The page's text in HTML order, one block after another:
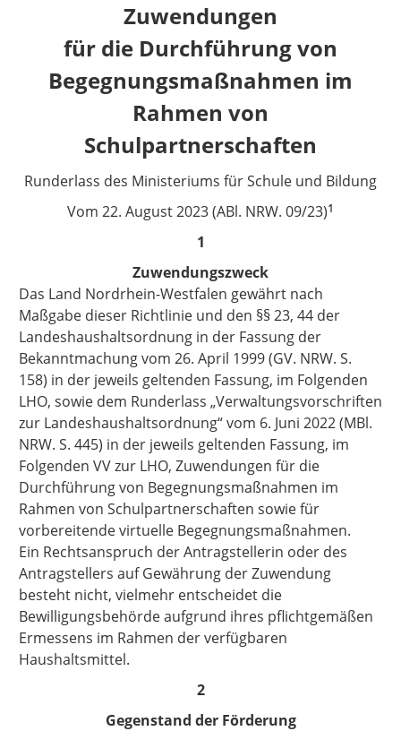
Zuwendungen
für die Durchführung von
Begegnungsmaßnahmen im
Rahmen von
Schulpartnerschaften
Runderlass des Ministeriums für Schule und Bildung
Vom 22. August 2023 (ABl. NRW. 09/23)1
1
Zuwendungszweck
Das Land Nordrhein-Westfalen gewährt nach
Maßgabe dieser Richtlinie und den §§ 23, 44 der
Landeshaushaltsordnung in der Fassung der
Bekanntmachung vom 26. April 1999 (GV. NRW. S.
158) in der jeweils geltenden Fassung, im Folgenden
LHO, sowie dem Runderlass „Verwaltungsvorschriften
zur Landeshaushaltsordnung“ vom 6. Juni 2022 (MBl.
NRW. S. 445) in der jeweils geltenden Fassung, im
Folgenden VV zur LHO, Zuwendungen für die
Durchführung von Begegnungsmaßnahmen im
Rahmen von Schulpartnerschaften sowie für
vorbereitende virtuelle Begegnungsmaßnahmen.
Ein Rechtsanspruch der Antragstellerin oder des
Antragstellers auf Gewährung der Zuwendung
besteht nicht, vielmehr entscheidet die
Bewilligungsbehörde aufgrund ihres pflichtgemäßen
Ermessens im Rahmen der verfügbaren
Haushaltsmittel.
2
Gegenstand der Förderung